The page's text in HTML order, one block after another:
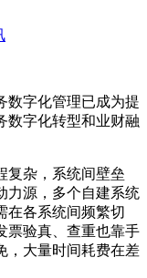
数字化管理已成为提
数字化转型和业财融
复杂，系统间壁垒
力源，多个自建系统
在各系统间频繁切
票验真、查重也靠手
，大量时间耗费在差